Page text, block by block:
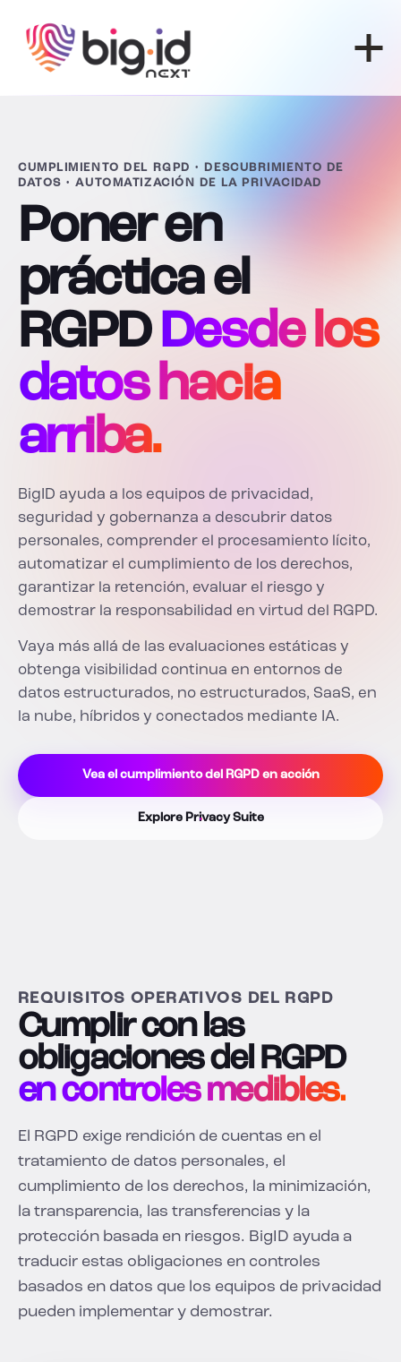
CUMPLIMIENTO DEL RGPD • DESCUBRIMIENTO DE
DATOS • AUTOMATIZACIÓN DE LA PRIVACIDAD
Poner en
práctica el
RGPDDesde los
datos hacia
arriba.
BigID ayuda a los equipos de privacidad,
seguridad y gobernanza a descubrir datos
personales, comprender el procesamiento lícito,
automatizar el cumplimiento de los derechos,
garantizar la retención, evaluar el riesgo y
demostrar la responsabilidad en virtud del RGPD.
Vaya más allá de las evaluaciones estáticas y
obtenga visibilidad continua en entornos de
datos estructurados, no estructurados, SaaS, en
la nube, híbridos y conectados mediante IA.
Vea el cumplimiento del RGPD en acción
Explore Privacy Suite
REQUISITOS OPERATIVOS DEL RGPD
Cumplir con las
obligaciones del RGPD
en controles medibles.
El RGPD exige rendición de cuentas en el
tratamiento de datos personales, el
cumplimiento de los derechos, la minimización,
la transparencia, las transferencias y la
protección basada en riesgos. BigID ayuda a
traducir estas obligaciones en controles
basados en datos que los equipos de privacidad
pueden implementar y demostrar.